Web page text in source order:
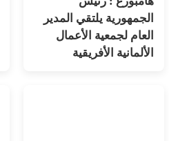
الجمهورية يلتقي المدير
العام لجمعية الأعمال
الألمانية الأفريقية